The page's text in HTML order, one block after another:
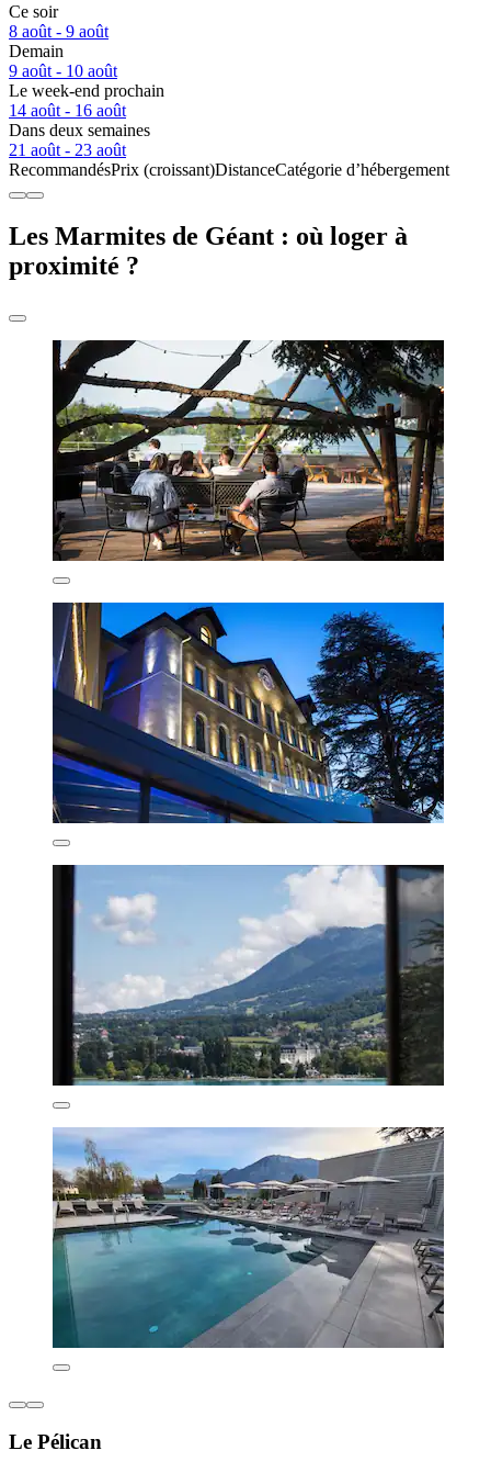
Ce soir
8 août - 9 août
Demain
9 août - 10 août
Le week-end prochain
14 août - 16 août
Dans deux semaines
21 août - 23 août
RecommandésPrix (croissant)DistanceCatégorie d’hébergement
Les Marmites de Géant : où loger à
proximité ?
Le Pélican